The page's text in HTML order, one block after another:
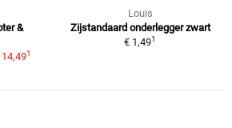
&
1
Louis
Zijstandaard onderlegger zwart
€ 1,491